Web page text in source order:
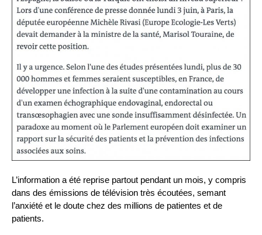
L’information a été reprise partout pendant un mois, y compris
dans des émissions de télévision très écoutées, semant
l’anxiété et le doute chez des millions de patientes et de
patients.